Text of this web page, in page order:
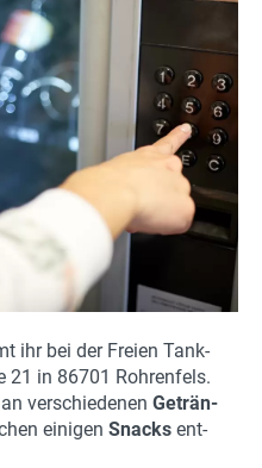
ihr bei der Frei­en Tank­
21 in 86701 Roh­ren­fels.
an ver­schie­de­nen Ge­trän­
ei­ni­gen Snacks ent­